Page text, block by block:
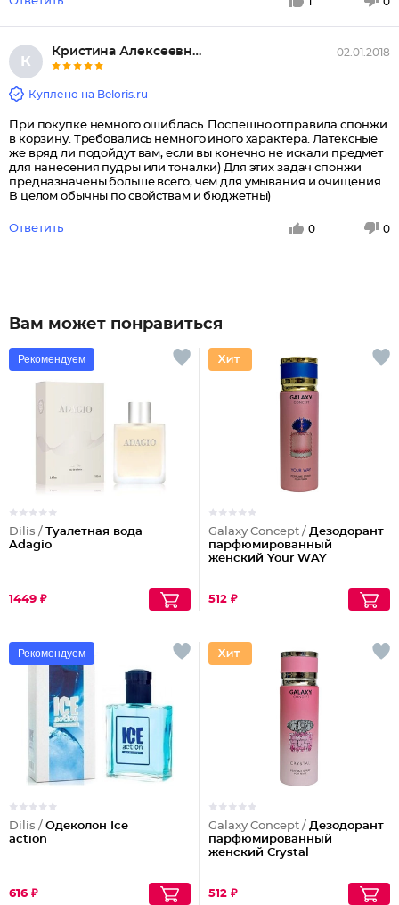
К
Кристина Алексеевна Т, Тара 02.01.2018
Куплено на Beloris.ru
При покупке немного ошиблась. Поспешно отправила спонжи
в корзину. Требовались немного иного характера. Латексные
же вряд ли подойдут вам, если вы конечно не искали предмет
для нанесения пудры или тоналки) Для этих задач спонжи
предназначены больше всего, чем для умывания и очищения.
В целом обычны по свойствам и бюджетны)
Ответить 0 0
Вам может понравиться
Рекомендуем
Dilis / Туалетная вода
Adagio
1449 ₽
Galaxy Concept / Дезодорант
парфюмированный
женский Your WAY
512 ₽
Рекомендуем
Dilis / Одеколон Ice
action
616 ₽
Galaxy Concept / Дезодорант
парфюмированный
женский Crystal
512 ₽